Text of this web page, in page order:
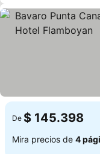
De $ 145.398
Mira precios de 4